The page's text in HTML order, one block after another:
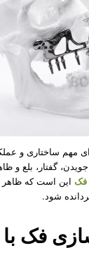
مهم ساختاری و
گفتار، بلع و
فک این است که
شود.
فک با